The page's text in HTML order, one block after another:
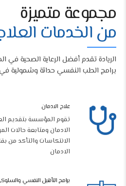
مجموعة متميزة
من الخدمات
الريادة تقدم أفضل الرعاية الصحية في
برامج الطب النفسي حداثة وشمولية
علاج الادمان
تقوم المؤسسة بتقديم
الادمان ومتابعة حالات
الانتكاسات والتأكد من
الادمان
برامج التأهيل النفسي